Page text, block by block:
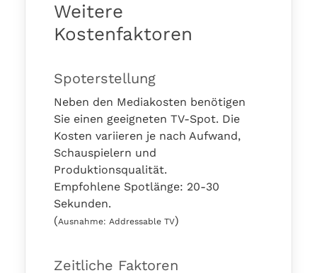
Weitere
Kostenfaktoren
Spoterstellung
Neben den Mediakosten benötigen
Sie einen geeigneten TV-Spot. Die
Kosten variieren je nach Aufwand,
Schauspielern und
Produktionsqualität.
Empfohlene Spotlänge: 20-30
Sekunden.
(Ausnahme: Addressable TV)
Zeitliche Faktoren